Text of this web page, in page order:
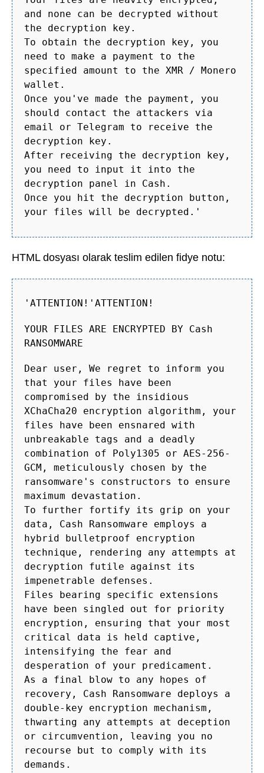
and none can be decrypted without
the decryption key.
To obtain the decryption key, you
need to make a payment to the
specified amount to the XMR / Monero
wallet.
Once you've made the payment, you
should contact the attackers via
email or Telegram to receive the
decryption key.
After receiving the decryption key,
you need to input it into the
decryption panel in Cash.
Once you hit the decryption button,
your files will be decrypted.'
HTML dosyası olarak teslim edilen fidye notu:
'ATTENTION!'ATTENTION!
YOUR FILES ARE ENCRYPTED BY Cash
RANSOMWARE
Dear user, We regret to inform you
that your files have been
compromised by the insidious
XChaCha20 encryption algorithm, your
files have been ensnared with
unbreakable tags and a deadly
combination of Poly1305 or AES-256-
GCM, meticulously chosen by the
ransomware's constructors to ensure
maximum devastation.
To further fortify its grip on your
data, Cash Ransomware employs a
hybrid bulletproof encryption
technique, rendering any attempts at
decryption futile against its
impenetrable defenses.
Files bearing specific extensions
have been singled out for priority
encryption, ensuring that your most
critical data is held captive,
intensifying the fear and
desperation of your predicament.
As a final blow to any hopes of
recovery, Cash Ransomware deploys a
double-key encryption mechanism,
thwarting any attempts at deception
or circumvention, leaving you no
recourse but to comply with its
demands.